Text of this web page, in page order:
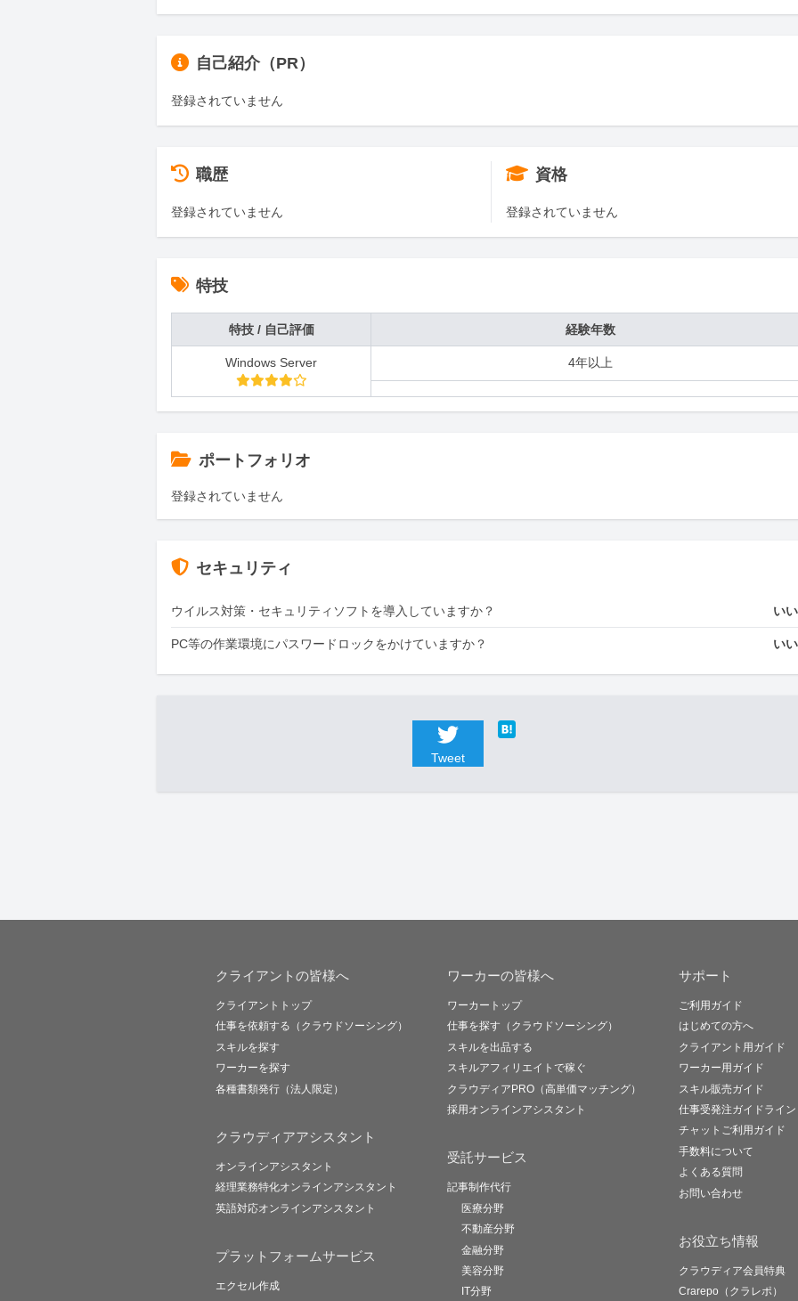
自己紹介（PR）
登録されていません
職歴
登録されていません
資格
登録されていません
特技
特技 / 自己評価 経験年数
Windows Server 4年以上
ポートフォリオ
登録されていません
セキュリティ
ウイルス対策・セキュリティソフトを導入していますか？ い
PC等の作業環境にパスワードロックをかけていますか？ い
Tweet
クライアントの皆様へ
クライアントトップ
仕事を依頼する（クラウドソーシング）
スキルを探す
ワーカーを探す
各種書類発行（法人限定）
クラウディアアシスタント
オンラインアシスタント
経理業務特化オンラインアシスタント
英語対応オンラインアシスタント
プラットフォームサービス
エクセル作成
ワーカーの皆様へ
ワーカートップ
仕事を探す（クラウドソーシング）
スキルを出品する
スキルアフィリエイトで稼ぐ
クラウディアPRO（高単価マッチング）
採用オンラインアシスタント
受託サービス
記事制作代行
医療分野
不動産分野
金融分野
美容分野
IT分野
サポート
ご利用ガイド
はじめての方へ
クライアント用ガイド
ワーカー用ガイド
スキル販売ガイド
仕事受発注ガイドライン
チャットご利用ガイド
手数料について
よくある質問
お問い合わせ
お役立ち情報
クラウディア会員特典
Crarepo（クラレポ）